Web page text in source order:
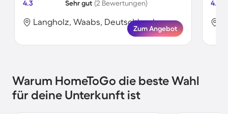
4.3
Sehr gut (2 Bewertungen)
Langholz, Waabs, Deutschland
Zum Angebot
4.0
Warum HomeToGo die beste Wahl
für deine Unterkunft ist